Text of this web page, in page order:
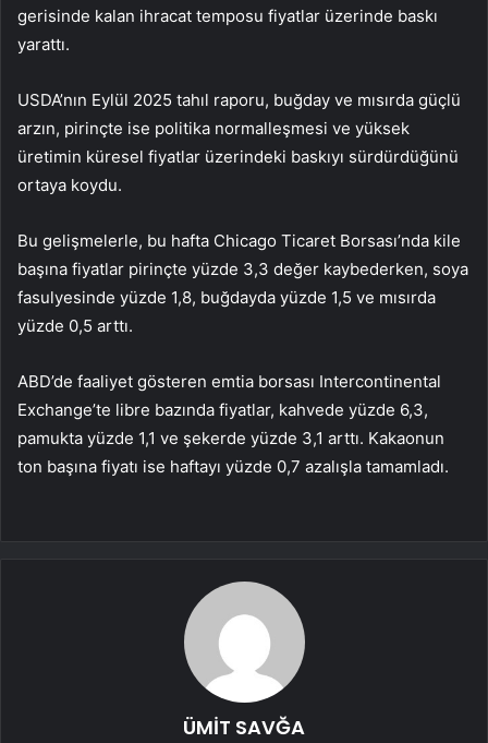
gerisinde kalan ihracat temposu fiyatlar üzerinde baskı
yarattı.
USDA’nın Eylül 2025 tahıl raporu, buğday ve mısırda güçlü
arzın, pirinçte ise politika normalleşmesi ve yüksek
üretimin küresel fiyatlar üzerindeki baskıyı sürdürdüğünü
ortaya koydu.
Bu gelişmelerle, bu hafta Chicago Ticaret Borsası’nda kile
başına fiyatlar pirinçte yüzde 3,3 değer kaybederken, soya
fasulyesinde yüzde 1,8, buğdayda yüzde 1,5 ve mısırda
yüzde 0,5 arttı.
ABD’de faaliyet gösteren emtia borsası Intercontinental
Exchange’te libre bazında fiyatlar, kahvede yüzde 6,3,
pamukta yüzde 1,1 ve şekerde yüzde 3,1 arttı. Kakaonun
ton başına fiyatı ise haftayı yüzde 0,7 azalışla tamamladı.
ÜMİT SAVĞA